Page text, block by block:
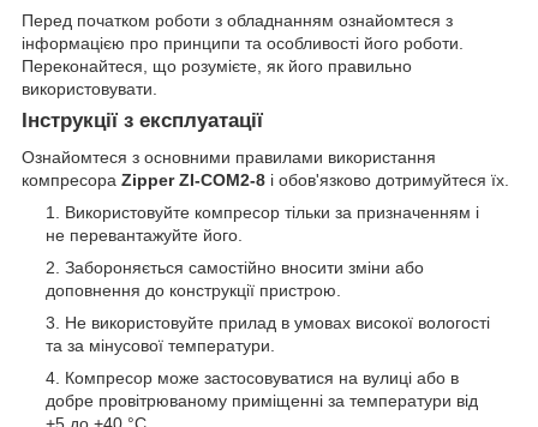
Перед початком роботи з обладнанням ознайомтеся з
інформацією про принципи та особливості його роботи.
Переконайтеся, що розумієте, як його правильно
використовувати.
Інструкції з експлуатації
Ознайомтеся з основними правилами використання
компресора Zipper ZI-COM2-8 і обов'язково дотримуйтеся їх.
Використовуйте компресор тільки за призначенням і
не перевантажуйте його.
Забороняється самостійно вносити зміни або
доповнення до конструкції пристрою.
Не використовуйте прилад в умовах високої вологості
та за мінусової температури.
Компресор може застосовуватися на вулиці або в
добре провітрюваному приміщенні за температури від